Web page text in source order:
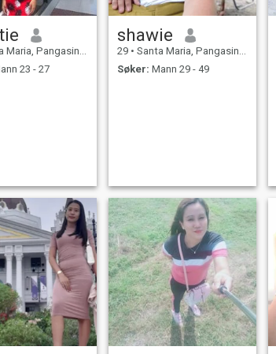
Pangasinan, Filippinene
23 - 27
shawie
29 • Santa Maria, Pangasinan, Filippinene
Søker: Mann 29 - 49